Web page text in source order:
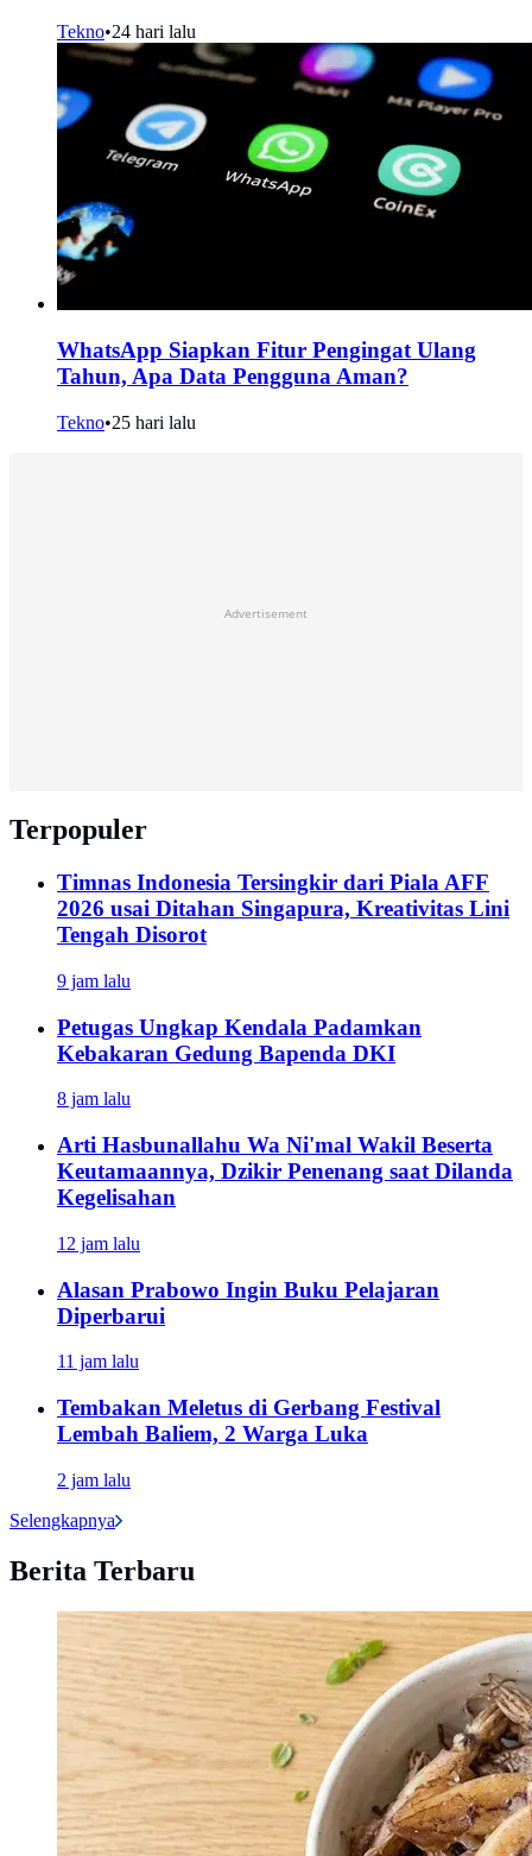
Tekno•24 hari lalu
WhatsApp Siapkan Fitur Pengingat Ulang
Tahun, Apa Data Pengguna Aman?
Tekno•25 hari lalu
Advertisement
Terpopuler
Timnas Indonesia Tersingkir dari Piala AFF
2026 usai Ditahan Singapura, Kreativitas Lini
Tengah Disorot
9 jam lalu
Petugas Ungkap Kendala Padamkan
Kebakaran Gedung Bapenda DKI
8 jam lalu
Arti Hasbunallahu Wa Ni'mal Wakil Beserta
Keutamaannya, Dzikir Penenang saat Dilanda
Kegelisahan
12 jam lalu
Alasan Prabowo Ingin Buku Pelajaran
Diperbarui
11 jam lalu
Tembakan Meletus di Gerbang Festival
Lembah Baliem, 2 Warga Luka
2 jam lalu
Selengkapnya
Berita Terbaru